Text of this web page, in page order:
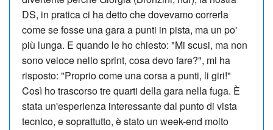
DS, in pratica ci ha detto che dovevamo correrla
come se fosse una gara a punti in pista, ma un po'
più lunga. E quando le ho chiesto: "Mi scusi, ma non
sono veloce nello sprint, cosa devo fare?", mi ha
risposto: "Proprio come una corsa a punti, li giri!"
Così ho trascorso tre quarti della gara nella fuga. È
stata un'esperienza interessante dal punto di vista
tecnico, e soprattutto, è stato un week-end molto